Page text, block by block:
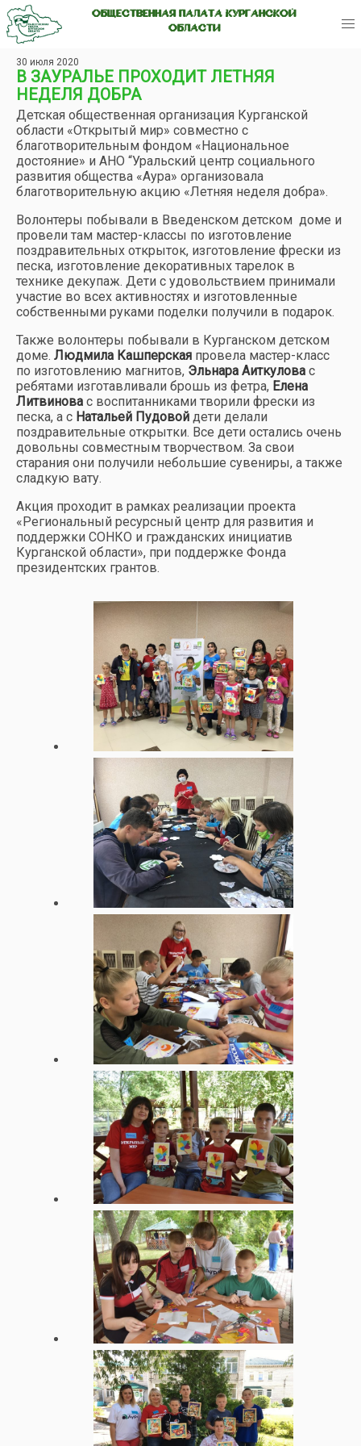
ОБЩЕСТВЕННАЯ ПАЛАТА КУРГАНСКОЙ
ОБЛАСТИ
30 июля 2020
В ЗАУРАЛЬЕ ПРОХОДИТ ЛЕТНЯЯ
НЕДЕЛЯ ДОБРА
Детская общественная организация Курганской
области «Открытый мир» совместно с
благотворительным фондом «Национальное
достояние» и АНО “Уральский центр социального
развития общества «Аура» организовала
благотворительную акцию «Летняя неделя добра».
Волонтеры побывали в Введенском детском доме и
провели там мастер-классы по изготовление
поздравительных открыток, изготовление фрески из
песка, изготовление декоративных тарелок в
технике декупаж. Дети с удовольствием принимали
участие во всех активностях и изготовленные
собственными руками поделки получили в подарок.
Также волонтеры побывали в Курганском детском
доме. Людмила Кашперская провела мастер-класс
по изготовлению магнитов, Эльнара Аиткулова с
ребятами изготавливали брошь из фетра, Елена
Литвинова с воспитанниками творили фрески из
песка, а с Натальей Пудовой дети делали
поздравительные открытки. Все дети остались очень
довольны совместным творчеством. За свои
старания они получили небольшие сувениры, а также
сладкую вату.
Акция проходит в рамках реализации проекта
«Региональный ресурсный центр для развития и
поддержки СОНКО и гражданских инициатив
Курганской области», при поддержке Фонда
президентских грантов.